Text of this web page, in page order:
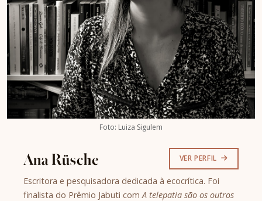
Foto: Luiza Sigulem
Ana Rüsche VER PERFIL
Escritora e pesquisadora dedicada à ecocrítica. Foi
finalista do Prêmio Jabuti com A telepatia são os outros